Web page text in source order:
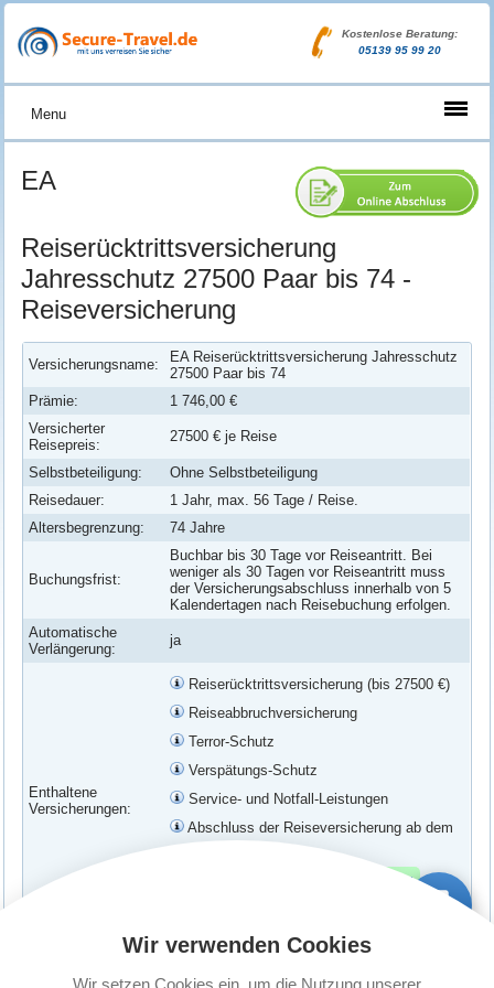
Kostenlose Beratung:
05139 95 99 20
Menu
EA
Reiserücktrittsversicherung
Jahresschutz 27500 Paar bis 74 -
Reiseversicherung
Versicherungsname:
EA Reiserücktrittsversicherung Jahresschutz
27500 Paar bis 74
Prämie:
1 746,00 €
Versicherter
Reisepreis:
27500 € je Reise
Selbstbeteiligung:
Ohne Selbstbeteiligung
Reisedauer:
1 Jahr, max. 56 Tage / Reise.
Altersbegrenzung:
74 Jahre
Buchungsfrist:
Buchbar bis 30 Tage vor Reiseantritt. Bei
weniger als 30 Tagen vor Reiseantritt muss
der Versicherungsabschluss innerhalb von 5
Kalendertagen nach Reisebuchung erfolgen.
Automatische
Verlängerung:
ja
Enthaltene
Versicherungen:
Reiserücktrittsversicherung (bis 27500 €)
Reiseabbruchversicherung
Terror-Schutz
Verspätungs-Schutz
Service- und Notfall-Leistungen
Abschluss der Reiseversicherung ab dem
Corona Erkrankung abgesichert
Versichert sind zwei Personen mit Wohnsitz
Wir verwenden Cookies
Wir setzen Cookies ein, um die Nutzung unserer